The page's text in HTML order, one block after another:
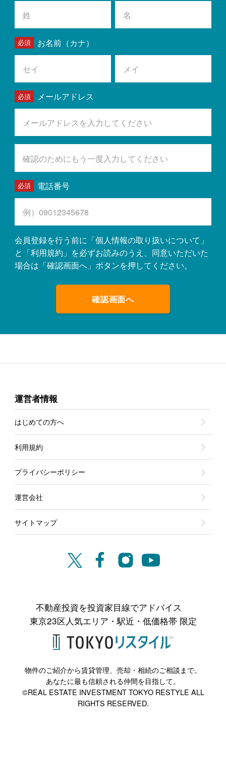
お名前（カナ）
メールアドレス
電話番号
会員登録を行う前に「個人情報の取り扱いについて 」
と「利用規約 」を必ずお読みのうえ、同意いただいた
場合は「確認画面へ」ボタンを押してください。
確認画面へ
運営者情報
はじめての方へ
利用規約
プライバシーポリシー
運営会社
サイトマップ
不動産投資を投資家目線でアドバイス
東京23区人気エリア・駅近・低価格帯 限定
物件のご紹介から賃貸管理、売却・相続のご相談まで。
あなたに最も信頼される仲間を目指して。
©REAL ESTATE INVESTMENT TOKYO RESTYLE ALL
RIGHTS RESERVED.